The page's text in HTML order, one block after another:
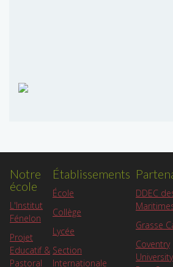
Notre
école
L'Institut
Fénelon
Projet
Educatif &
Pastoral
Établissements
École
Collège
Lycée
Section
Internationale
DDEC
Grasse
Coventry